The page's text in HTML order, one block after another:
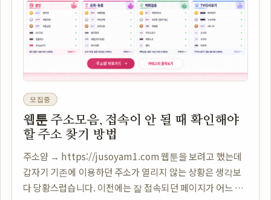
모집중
웹툰 주소모음, 접속이 안 될 때 확인해야
할 주소 찾기 방법
주소얌 → https://jusoyam1.com 웹툰을 보려고 했는데
갑자기 기존에 이용하던 주소가 열리지 않는 상황은 생각보
다 당황스럽습니다. 이전에는 잘 접속되던 페이지가 어느 순